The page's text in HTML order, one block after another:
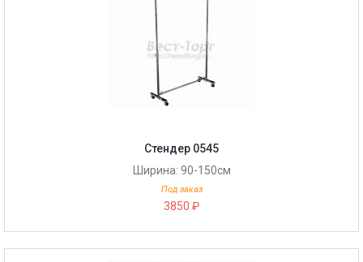
Стендер 0545
Ширина: 90-150см
Под заказ
3850 ₽